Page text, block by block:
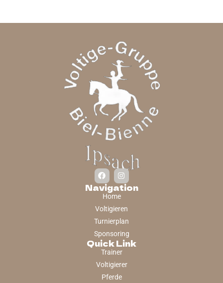
Navigation
Home
Voltigieren
Turnierplan
Sponsoring
Quick Link
Trainer
Voltigierer
Pferde